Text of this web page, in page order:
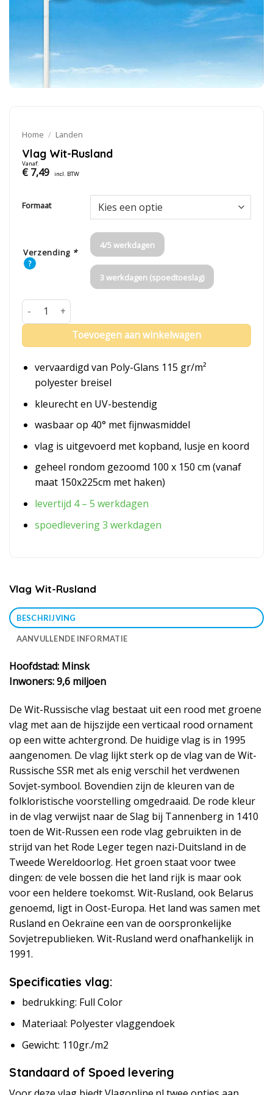
Home / Landen
Vlag Wit-Rusland
Vanaf:
€7,49 incl. BTW
Formaat
Verzending *
?
4/5 werkdagen
3 werkdagen (spoedtoeslag)
Vlag Wit-Rusland aantal
Toevoegen aan winkelwagen
vervaardigd van Poly-Glans 115 gr/m²
polyester breisel
kleurecht en UV-bestendig
wasbaar op 40° met fijnwasmiddel
vlag is uitgevoerd met kopband, lusje en koord
geheel rondom gezoomd 100 x 150 cm (vanaf
maat 150x225cm met haken)
levertijd 4 – 5 werkdagen
spoedlevering 3 werkdagen
Vlag Wit-Rusland
BESCHRIJVING
AANVULLENDE INFORMATIE
Hoofdstad: Minsk
Inwoners: 9,6 miljoen
De Wit-Russische vlag bestaat uit een rood met groene
vlag met aan de hijszijde een verticaal rood ornament
op een witte achtergrond. De huidige vlag is in 1995
aangenomen. De vlag lijkt sterk op de vlag van de Wit-
Russische SSR met als enig verschil het verdwenen
Sovjet-symbool. Bovendien zijn de kleuren van de
folkloristische voorstelling omgedraaid. De rode kleur
in de vlag verwijst naar de Slag bij Tannenberg in 1410
toen de Wit-Russen een rode vlag gebruikten in de
strijd van het Rode Leger tegen nazi-Duitsland in de
Tweede Wereldoorlog. Het groen staat voor twee
dingen: de vele bossen die het land rijk is maar ook
voor een heldere toekomst. Wit-Rusland, ook Belarus
genoemd, ligt in Oost-Europa. Het land was samen met
Rusland en Oekraïne een van de oorspronkelijke
Sovjetrepublieken. Wit-Rusland werd onafhankelijk in
1991.
Specificaties vlag:
bedrukking: Full Color
Materiaal: Polyester vlaggendoek
Gewicht: 110gr./m2
Standaard of Spoed levering